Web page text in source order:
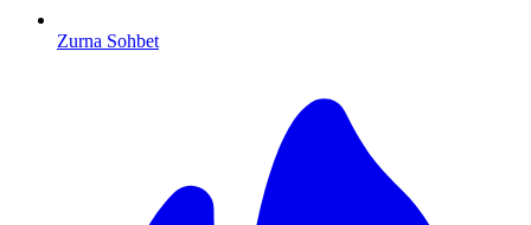
Zurna Sohbet